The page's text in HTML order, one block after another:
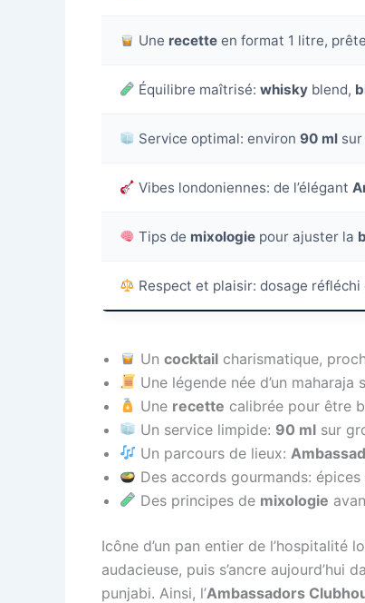
Une recette en format 1 litre,
Équilibre maîtrisé:whisky blend,
Service optimal: environ90 ml
Vibes londoniennes: de l’élégant
Tips de mixologie pour ajuster la
Respect et plaisir: dosage réfléchi
Uncocktail charismatique,
Une légende née d’un
Une recette calibrée pour être
Un service limpide: 90 ml sur
Un parcours de lieux:
Des accords gourmands:
Des principes de mixologie
Icône d’un pan entier de l’hospitalité
audacieuse, puis s’ancre aujourd’hui
punjabi. Ainsi, l’Ambassadors